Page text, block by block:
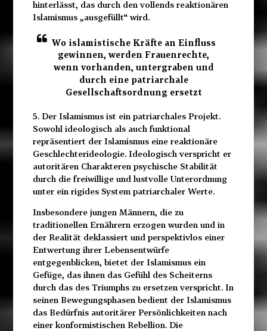
hinterlässt, das durch den vollends reaktionären
Islamismus „ausgefüllt“ wird.
Wo islamistische Kräfte an Einfluss
gewinnen, werden Frauenrechte,
wenn vorhanden, untergraben und
durch eine patriarchale
Gesellschaftsordnung ersetzt
5. Der Islamismus ist ein patriarchales Projekt.
Sowohl ideologisch als auch funktional
repräsentiert der Islamismus eine reaktionäre
Geschlechterideologie. Ideologisch verspricht er
autoritären Charakteren psychische Stabilität
durch die freiwillige und lustvolle Unterordnung
unter ein rigides System patriarchaler Werte.
Insbesondere jungen Männern, die zu
traditionellen Ernährern erzogen wurden und in
der Realität deklassiert und perspektivlos einer
Entwertung ihrer Lebensentwürfe
entgegenblicken, bietet der Islamismus ein
Gefüge, das ihnen das Gefühl des Scheiterns
durch das des Triumphs zu ersetzen verspricht. In
seinen Bewegungsphasen bedient der Islamismus
das Bedürfnis autoritärer Persönlichkeiten nach
einer konformistischen Rebellion. Die